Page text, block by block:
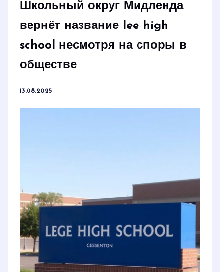
Школьный округ Мидленда
вернёт название lee high
school несмотря на споры в
обществе
13.08.2025